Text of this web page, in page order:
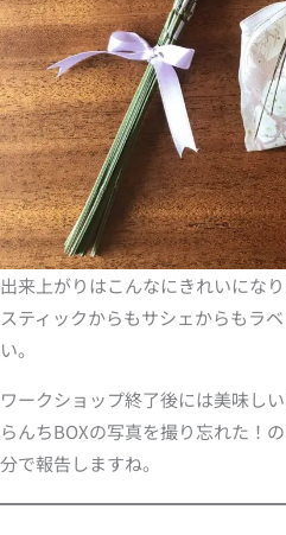
出来上がりはこんなにきれいになり
スティックからもサシェからもラ
い。
ワークショップ終了後には美味し
らんちBOXの写真を撮り忘れた！
分で報告しますね。